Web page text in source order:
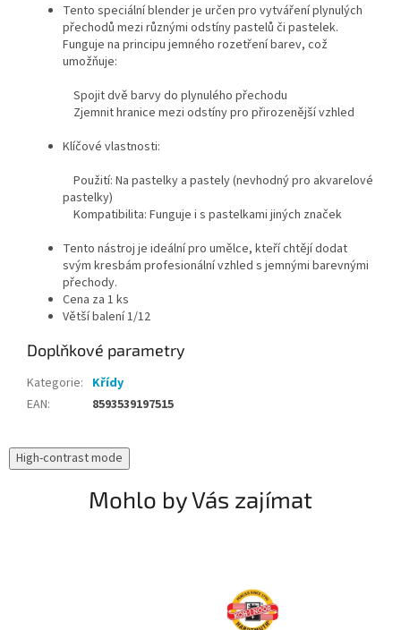
Tento speciální blender je určen pro vytváření plynulých
přechodů mezi různými odstíny pastelů či pastelek.
Funguje na principu jemného rozetření barev, což
umožňuje:
Spojit dvě barvy do plynulého přechodu
Zjemnit hranice mezi odstíny pro přirozenější vzhled
Klíčové vlastnosti:
Použití: Na pastelky a pastely (nevhodný pro akvarelové
pastelky)
Kompatibilita: Funguje i s pastelkami jiných značek
Tento nástroj je ideální pro umělce, kteří chtějí dodat
svým kresbám profesionální vzhled s jemnými barevnými
přechody.
Cena za 1 ks
Větší balení 1/12
Doplňkové parametry
Kategorie: Křídy
EAN: 8593539197515
High-contrast mode
Mohlo by Vás zajímat